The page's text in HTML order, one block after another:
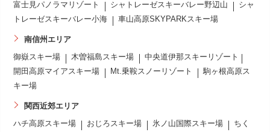
富士見パノラマリゾート シャトレーゼスキーバレー野辺山
シャ
トレーゼスキーバレー小海
車山高原SKYPARKスキー場
南信州エリア
御嶽スキー場 木曽福島スキー場
中央道伊那スキーリゾート
開田高原マイアスキー場
Mt.乗鞍スノーリゾート
駒ヶ根高原ス
キー場
関西近郊エリア
ハチ高原スキー場 おじろスキー場 氷ノ山国際スキー場
ちく